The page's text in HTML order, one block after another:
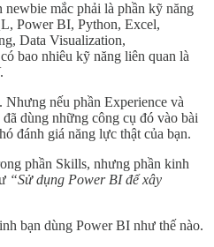
mắc phải là phần kỹ năng
Power BI, Python, Excel,
Data Visualization,
bao nhiêu kỹ năng liên quan là
nếu phần Experience và
dùng những công cụ đó vào bài
đánh giá năng lực thật của bạn.
phần Skills, nhưng phần kinh
“Sử dụng Power BI để xây
bạn dùng Power BI như thế nào.